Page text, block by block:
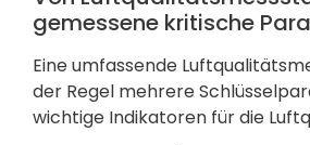
gemessene kritische
Eine umfassende
der Regel mehrere
wichtige Indikatoren für die